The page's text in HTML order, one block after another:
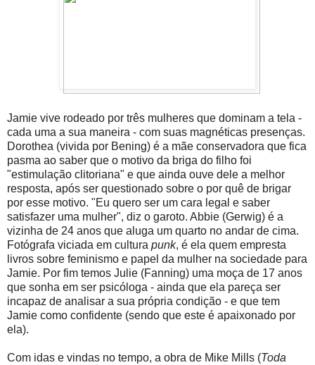
Jamie vive rodeado por três mulheres que dominam a tela -
cada uma a sua maneira - com suas magnéticas presenças.
Dorothea (vivida por Bening) é a mãe conservadora que fica
pasma ao saber que o motivo da briga do filho foi
"estimulação clitoriana" e que ainda ouve dele a melhor
resposta, após ser questionado sobre o por quê de brigar
por esse motivo. "Eu quero ser um cara legal e saber
satisfazer uma mulher", diz o garoto. Abbie (Gerwig) é a
vizinha de 24 anos que aluga um quarto no andar de cima.
Fotógrafa viciada em cultura punk, é ela quem empresta
livros sobre feminismo e papel da mulher na sociedade para
Jamie. Por fim temos Julie (Fanning) uma moça de 17 anos
que sonha em ser psicóloga - ainda que ela pareça ser
incapaz de analisar a sua própria condição - e que tem
Jamie como confidente (sendo que este é apaixonado por
ela).
Com idas e vindas no tempo, a obra de Mike Mills (Toda